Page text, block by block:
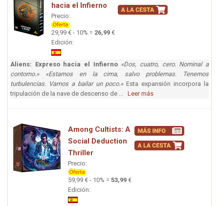
hacia el Infierno
Precio:
29,99 € - 10% = 26,99 €
Edición:
Aliens: Expreso hacia el Infierno «Dos, cuatro, cero. Nominal a
contorno.» «Estamos en la cima, salvo problemas. Tenemos
turbulencias. Vamos a bailar un poco.»Esta expansión incorpora la
tripulación de la nave de descenso de ... Leer más
Among Cultists: A
Social Deduction
Thriller
Precio:
59,99 € - 10% = 53,99 €
Edición: